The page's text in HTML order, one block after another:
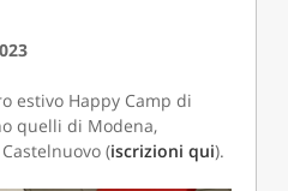
estivo Happy Camp di
quelli di Modena,
(iscrizioni qui).